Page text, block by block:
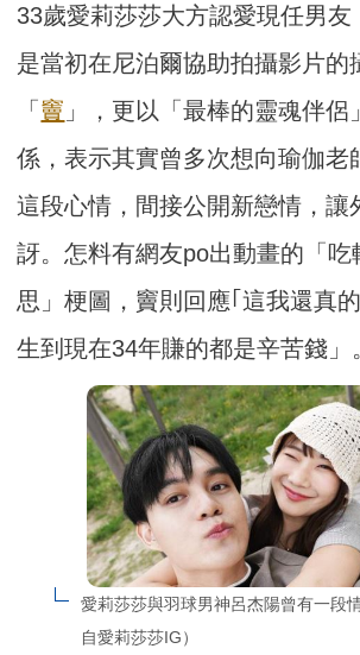
33歲愛莉莎莎大方認愛現任男友
是當初在尼泊爾協助拍攝影片的
「竇 」，更以「最棒的靈魂伴侶
係，表示其實曾多次想向瑜伽老
這段心情，間接公開新戀情，讓
訝。怎料有網友po出動畫的「吃
思」梗圖，竇則回應｢這我還真
生到現在34年賺的都是辛苦錢」
愛莉莎莎與羽球男神呂杰陽曾有一段
自愛莉莎莎IG）